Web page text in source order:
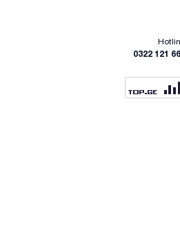
0322 121